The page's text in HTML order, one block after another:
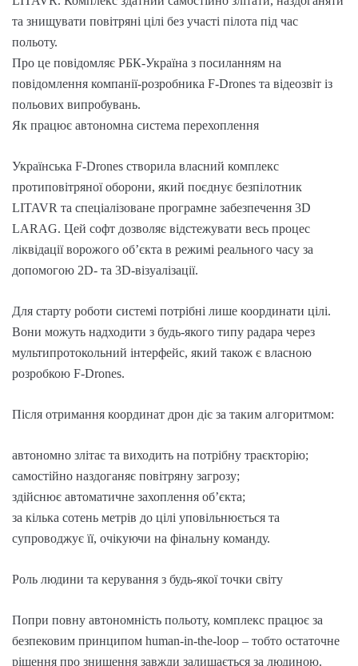
та знищувати повітряні цілі без участі пілота під час
польоту.
Про це повідомляє РБК-Україна з посиланням на
повідомлення компанії-розробника F-Drones та відеозвіт із
польових випробувань.
Як працює автономна система перехоплення
Українська F-Drones створила власний комплекс
протиповітряної оборони, який поєднує безпілотник
LITAVR та спеціалізоване програмне забезпечення 3D
LARAG. Цей софт дозволяє відстежувати весь процес
ліквідації ворожого об’єкта в режимі реального часу за
допомогою 2D- та 3D-візуалізації.
Для старту роботи системі потрібні лише координати цілі.
Вони можуть надходити з будь-якого типу радара через
мультипротокольний інтерфейс, який також є власною
розробкою F-Drones.
Після отримання координат дрон діє за таким алгоритмом:
автономно злітає та виходить на потрібну траєкторію;
самостійно наздоганяє повітряну загрозу;
здійснює автоматичне захоплення об’єкта;
за кілька сотень метрів до цілі уповільнюється та
супроводжує її, очікуючи на фінальну команду.
Роль людини та керування з будь-якої точки світу
Попри повну автономність польоту, комплекс працює за
безпековим принципом human-in-the-loop – тобто остаточне
рішення про знищення завжди залишається за людиною.